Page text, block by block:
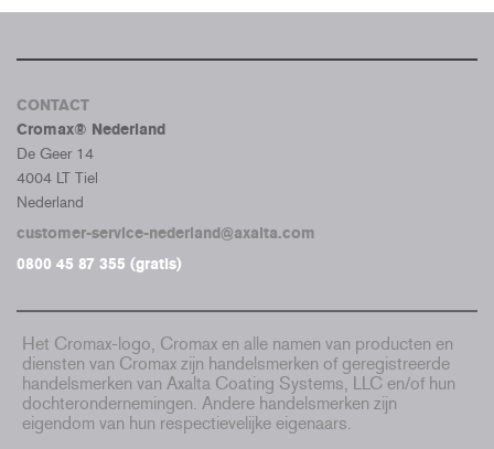
CONTACT
Cromax® Nederland
De Geer 14
4004 LT Tiel
Nederland
customer-service-nederland@axalta.com
0800 45 87 355 (gratis)
Het Cromax-logo, Cromax en alle namen van producten en
diensten van Cromax zijn handelsmerken of geregistreerde
handelsmerken van Axalta Coating Systems, LLC en/of hun
dochterondernemingen. Andere handelsmerken zijn
eigendom van hun respectievelijke eigenaars.